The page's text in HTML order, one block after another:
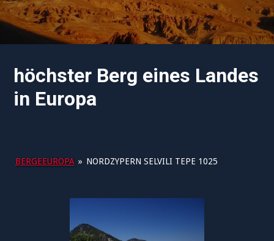
höchster Berg eines Landes
in Europa
BERGEEUROPA » NORDZYPERN SELVILI TEPE 1025